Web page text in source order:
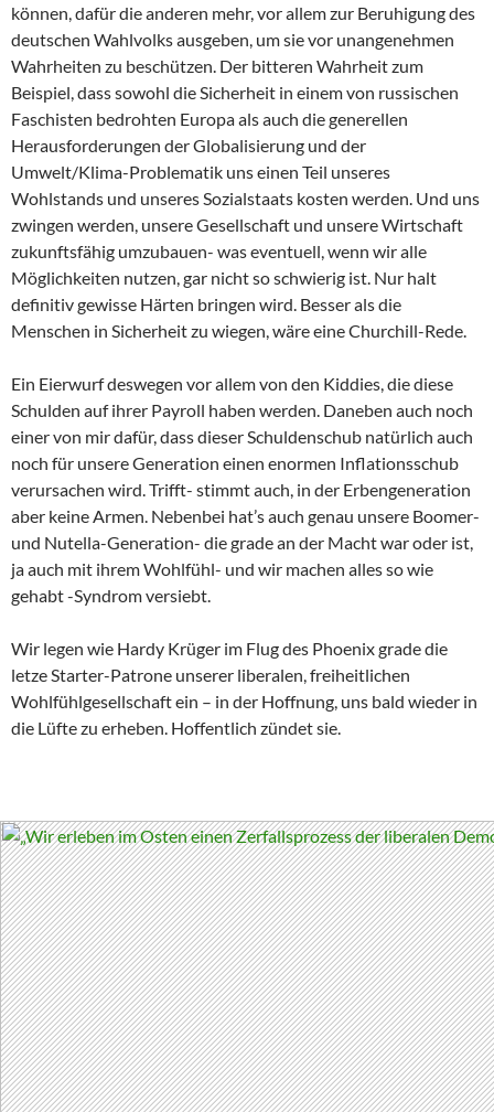
können, dafür die anderen mehr, vor allem zur Beruhigung des
deutschen Wahlvolks ausgeben, um sie vor unangenehmen
Wahrheiten zu beschützen. Der bitteren Wahrheit zum
Beispiel, dass sowohl die Sicherheit in einem von russischen
Faschisten bedrohten Europa als auch die generellen
Herausforderungen der Globalisierung und der
Umwelt/Klima-Problematik uns einen Teil unseres
Wohlstands und unseres Sozialstaats kosten werden. Und uns
zwingen werden, unsere Gesellschaft und unsere Wirtschaft
zukunftsfähig umzubauen- was eventuell, wenn wir alle
Möglichkeiten nutzen, gar nicht so schwierig ist. Nur halt
definitiv gewisse Härten bringen wird. Besser als die
Menschen in Sicherheit zu wiegen, wäre eine Churchill-Rede.
Ein Eierwurf deswegen vor allem von den Kiddies, die diese
Schulden auf ihrer Payroll haben werden. Daneben auch noch
einer von mir dafür, dass dieser Schuldenschub natürlich auch
noch für unsere Generation einen enormen Inflationsschub
verursachen wird. Trifft- stimmt auch, in der Erbengeneration
aber keine Armen. Nebenbei hat’s auch genau unsere Boomer-
und Nutella-Generation- die grade an der Macht war oder ist,
ja auch mit ihrem Wohlfühl- und wir machen alles so wie
gehabt -Syndrom versiebt.
Wir legen wie Hardy Krüger im Flug des Phoenix grade die
letze Starter-Patrone unserer liberalen, freiheitlichen
Wohlfühlgesellschaft ein – in der Hoffnung, uns bald wieder in
die Lüfte zu erheben. Hoffentlich zündet sie.